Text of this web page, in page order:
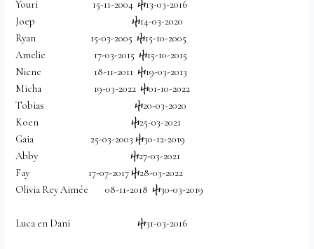
Youri 15-11-2004 ⴕ13-03-2016
Joep ⴕ14-03-2020
Ryan 15-03-2005 ⴕ15-10-2005
Amelie 17-03-2015 ⴕ15-10-2015
Niene 18-11-2011 ⴕ19-03-2013
Micha 19-03-2022 ⴕ01-10-2022
Tobias ⴕ20-03-2020
Koen ⴕ25-03-2021
Gaia 25-03-2003 ⴕ30-12-2019
Abby ⴕ27-03-2021
Fay 17-07-2017 ⴕ28-03-2022
Olivia Rey Aimée 08-11-2018 ⴕ30-03-2019
Luca en Dani ⴕ31-03-2016